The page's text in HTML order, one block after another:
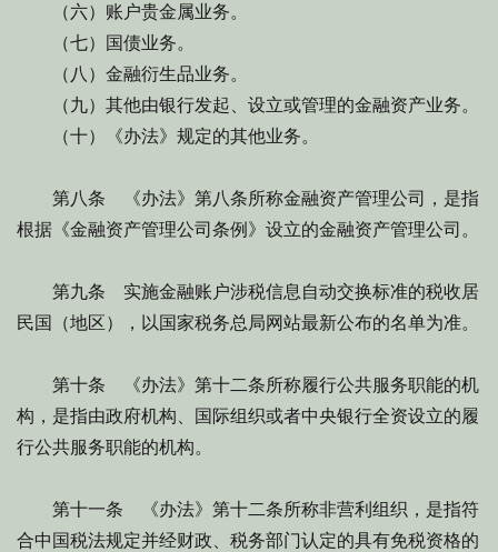
（六）账户贵金属业务。
（七）国债业务。
（八）金融衍生品业务。
（九）其他由银行发起、设立或管理的金融资产业务。
（十）《办法》规定的其他业务。
第八条 《办法》第八条所称金融资产管理公司，是指
根据《金融资产管理公司条例》设立的金融资产管理公司。
第九条 实施金融账户涉税信息自动交换标准的税收居
民国（地区），以国家税务总局网站最新公布的名单为准。
第十条 《办法》第十二条所称履行公共服务职能的机
构，是指由政府机构、国际组织或者中央银行全资设立的履
行公共服务职能的机构。
第十一条 《办法》第十二条所称非营利组织，是指符
合中国税法规定并经财政、税务部门认定的具有免税资格的